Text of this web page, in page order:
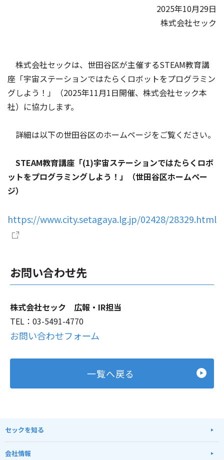
2025年10月29日
株式会社セック
株式会社セックは、世田谷区が主催するSTEAM教育講
座「宇宙ステーションではたらくロボットをプログラミン
グしよう！」（2025年11月1日開催、株式会社セック本
社）に協力します。
詳細は以下の世田谷区のホームページをご覧ください。
STEAM教育講座「(1)宇宙ステーションではたらくロボ
ットをプログラミングしよう！」（世田谷区ホームペー
ジ）
https://www.city.setagaya.lg.jp/02428/28329.html
お問い合わせ先
株式会社セック 広報・IR担当
TEL：03-5491-4770
お問い合わせフォーム
一覧へ戻る
セックを知る
会社情報